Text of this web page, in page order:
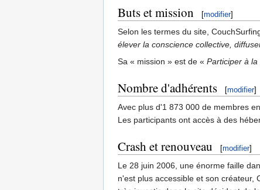
Buts et mission [modifier]
Selon les termes du site,
élever la conscience collective,
Sa « mission » est de « Participer à
Nombre d'adhérents [modifier]
Avec plus d'1 873 000 de membres
Les participants ont accès à des
Crash et renouveau [modifier]
Le 28 juin 2006, une énorme faille
n'est plus accessible et son créateur,